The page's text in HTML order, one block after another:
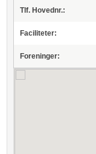
Tlf. Hovednr.:
Faciliteter:
Foreninger: